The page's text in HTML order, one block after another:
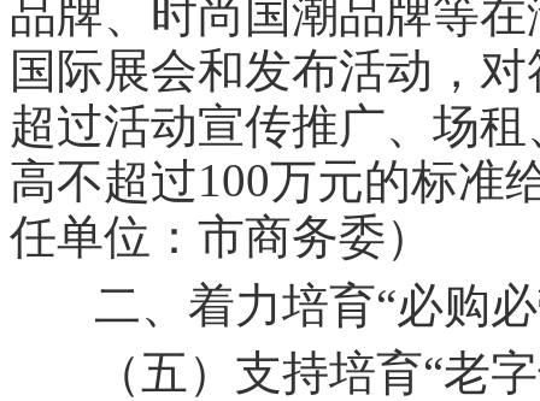
品牌、时尚国潮品牌等
国际展会和发布活动，
超过活动宣传推广、场
高不超过100万元的标准
任单位：市商务委）
二、着力培育“必购
（五）支持培育“老